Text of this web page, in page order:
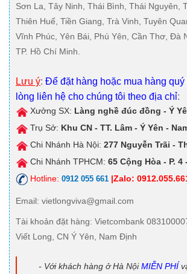
Sơn La, Tây Ninh, Thái Bình, Thái Nguyên,
Thiên Huế, Tiền Giang, Trà Vinh, Tuyên
Vĩnh Phúc, Yên Bái, Phú Yên, Cần Thơ, Đà
TP. Hồ Chí Minh.
Lưu ý: Để đặt hàng hoặc mua hàng quý
lòng liên hệ cho chúng tôi theo địa chỉ:
Xưởng SX: Làng nghề đúc đồng - Ý
Trụ Sở: Khu CN - TT. Lâm - Ý Yên -
Chi Nhánh Hà Nội: 277 Nguyễn Trãi -
Chi Nhánh TPHCM: 65 Cộng Hòa - P. 4
Hotline: 0912 055 661 |Zalo:
Email: vietlongviva@gmail.com
Tài khoản đặt hàng: Vietcombank
Viết Long, CN Ý Yên, Nam Định
- Với khách hàng ở Hà NộiMIỄN PHÍ